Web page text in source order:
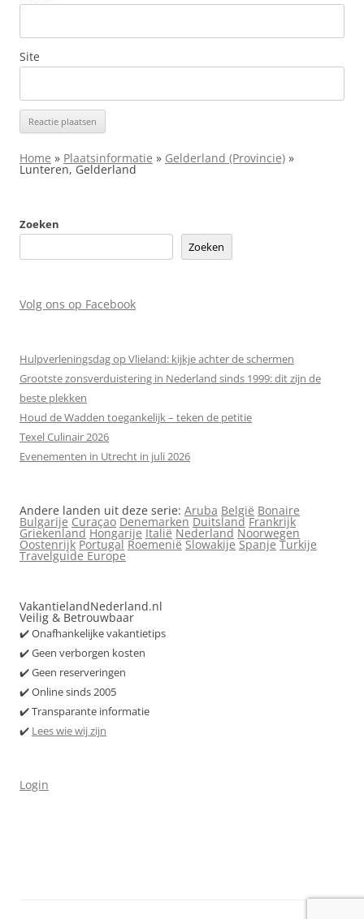
Site
Home » Plaatsinformatie » Gelderland (Provincie) »
Lunteren, Gelderland
Zoeken
Zoeken
Volg ons op Facebook
Hulpverleningsdag op Vlieland: kijkje achter de schermen
Grootste zonsverduistering in Nederland sinds 1999: dit zijn de
beste plekken
Houd de Wadden toegankelijk – teken de petitie
Texel Culinair 2026
Evenementen in Utrecht in juli 2026
Andere landen uit deze serie: Aruba België Bonaire
Bulgarije Curaçao Denemarken Duitsland Frankrijk
Griekenland Hongarije Italië Nederland Noorwegen
Oostenrijk Portugal Roemenië Slowakije Spanje Turkije
Travelguide Europe
VakantielandNederland.nl
Veilig & Betrouwbaar
✔️ Onafhankelijke vakantietips
✔️ Geen verborgen kosten
✔️ Geen reserveringen
✔️ Online sinds 2005
✔️ Transparante informatie
✔️ Lees wie wij zijn
Login